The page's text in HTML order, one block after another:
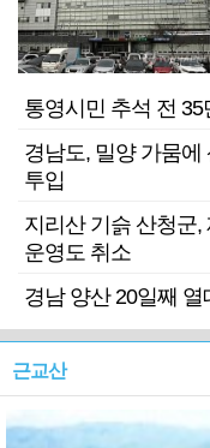
통영시민 추석 전 35
경남도, 밀양 가뭄
투입
지리산 기슭 산청군
운영도 취소
경남 양산 20일째
근교산